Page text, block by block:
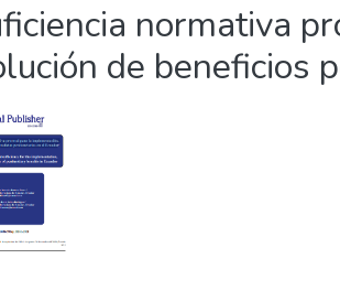
normativa
de beneficios